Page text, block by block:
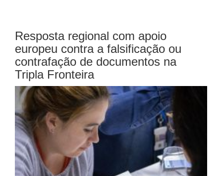
Resposta regional com apoio
europeu contra a falsificação ou
contrafação de documentos na
Tripla Fronteira